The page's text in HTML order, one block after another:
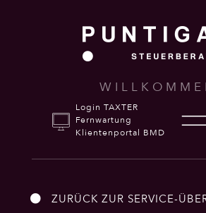
Login TAXTER
Fernwartung
Klientenportal BMD
ZURÜCK ZUR SERVICE-